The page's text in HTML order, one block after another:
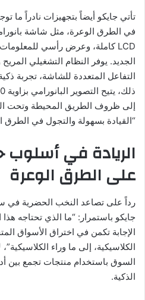
تأتي جايكو أيضاً بتجهيزات نادراً ما
في الطرق الوعرة، مثل شاشة
الجديد. يوفر النظام التشغيلي
التفاعل المتعددة للشاشة، تجربة
إلى ظروف الطريق المحيطة وتحت
“القيادة بسهولة والتجول في الطرق
الريادة في أسلوب
على الطرق الوعرة
رداً على تصاعد النخب الحضرية في
جايكو باستمرار: “ما الذي تحتاجه
الإجابة تكمن في اختراق الأسواق
الكلاسيكية، إلى ما وراء
السوق باستخدام منتجات تجمع بين
الذكية.